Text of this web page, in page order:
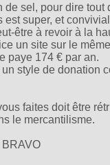
de sel, pour dire tout
est super, et
être à revoir à la
un site sur le
paye 174 € par an.
style de donation
faites doit être
le mercantilisme.